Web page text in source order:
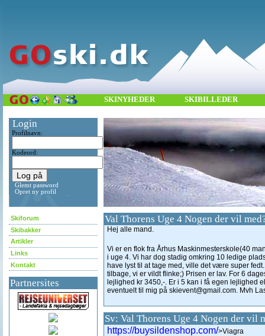
SKINYHEDER SKIBILLEDER
Login
Profilnavn:
Kodeord:
Glemt password
Opret ny profil
Skiforum
Skibakker
Artikler
Links
Kontakt
Partnersites
Val Thorens Uge 4 Nogen der vil
Hej alle mand.
Vi er en flok fra Århus Maskinmesterskole(40
i uge 4. Vi har dog stadig omkring 10 ledige
have lyst til at tage med, ville det være super
tilbage, vi er vildt flinke;) Prisen er lav. For 6
lejlighed kr 3450,-. Er i 5 kan i få egen lejlighed
eventuelt til mig på skievent@gmail.com. Mvh
Sv: Val Thorens Uge 4 Nogen der vil
https://buysildenshop.com/>Viagra